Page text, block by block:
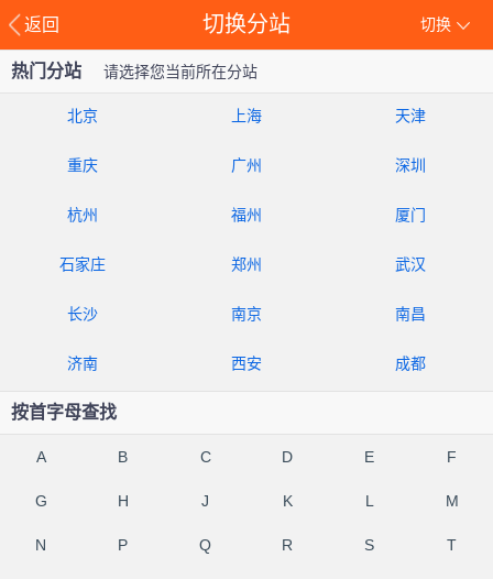
返回 切换
切换分站
热门分站 请选择您当前所在分站
北京 上海 天津
重庆 广州 深圳
杭州 福州 厦门
石家庄 郑州 武汉
长沙 南京 南昌
济南 西安 成都
按首字母查找
A B C D E F
G H J K L M
N P Q R S T